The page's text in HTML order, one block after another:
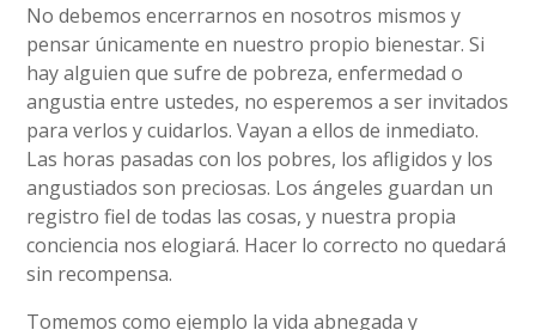
No debemos encerrarnos en nosotros mismos y
pensar únicamente en nuestro propio bienestar. Si
hay alguien que sufre de pobreza, enfermedad o
angustia entre ustedes, no esperemos a ser invitados
para verlos y cuidarlos. Vayan a ellos de inmediato.
Las horas pasadas con los pobres, los afligidos y los
angustiados son preciosas. Los ángeles guardan un
registro fiel de todas las cosas, y nuestra propia
conciencia nos elogiará. Hacer lo correcto no quedará
sin recompensa.
Tomemos como ejemplo la vida abnegada y